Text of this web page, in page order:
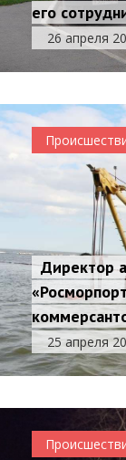
его
26 апреля
Директор
25 апреля